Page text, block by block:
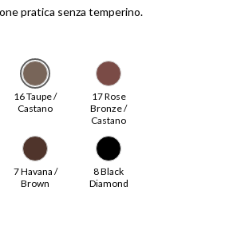
pratica senza temperino.
16 Taupe /
Castano
17 Rose
Bronze /
Castano
7 Havana /
Brown
8 Black
Diamond